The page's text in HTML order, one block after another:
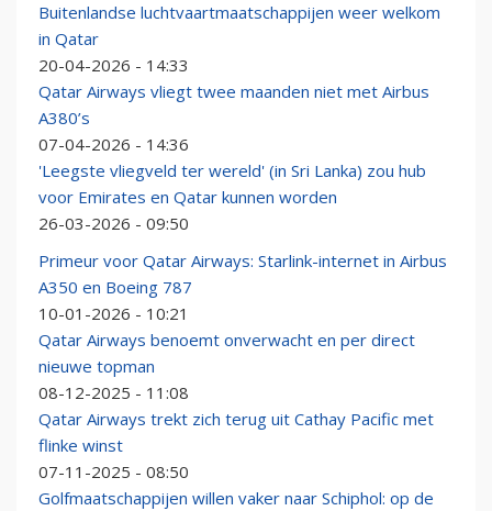
Buitenlandse luchtvaartmaatschappijen weer welkom
in Qatar
20-04-2026 - 14:33
Qatar Airways vliegt twee maanden niet met Airbus
A380’s
07-04-2026 - 14:36
'Leegste vliegveld ter wereld' (in Sri Lanka) zou hub
voor Emirates en Qatar kunnen worden
26-03-2026 - 09:50
Primeur voor Qatar Airways: Starlink-internet in Airbus
A350 en Boeing 787
10-01-2026 - 10:21
Qatar Airways benoemt onverwacht en per direct
nieuwe topman
08-12-2025 - 11:08
Qatar Airways trekt zich terug uit Cathay Pacific met
flinke winst
07-11-2025 - 08:50
Golfmaatschappijen willen vaker naar Schiphol: op de